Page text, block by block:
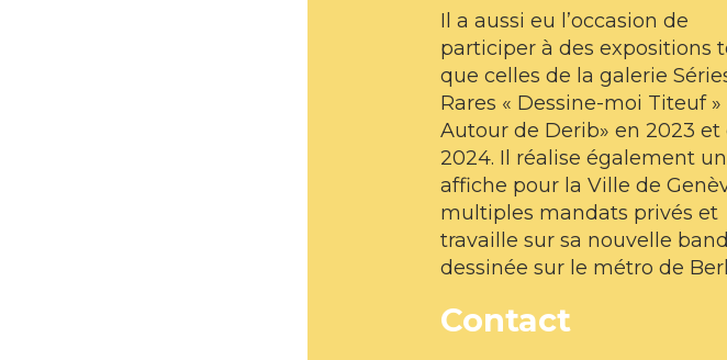
Il a aussi eu l’occasion de
participer à des expositions
que celles de la galerie
Rares « Dessine-moi Titeuf »
Autour de Derib» en 2023 et
2024. Il réalise également
affiche pour la Ville de
multiples mandats privés et
travaille sur sa nouvelle
dessinée sur le métro de
Contact